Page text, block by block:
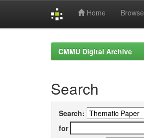
Home Browse
CMMU Digital Archive
Search
Search:
for